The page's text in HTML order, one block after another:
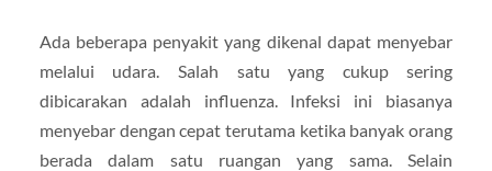
Ada beberapa penyakit yang dikenal dapat menyebar
melalui udara. Salah satu yang cukup sering
dibicarakan adalah influenza. Infeksi ini biasanya
menyebar dengan cepat terutama ketika banyak orang
berada dalam satu ruangan yang sama. Selain